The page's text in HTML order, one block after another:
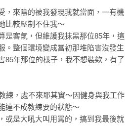
，來陰的被我發現我就當面，一有機
比較壓制不住我～
是客氣，但維護我抹黑那位85年，這
。整個環境變成當初那堆陷害沒發生
85年那位的樣子，我不想裝欸，有了
練，處不來耶其實～因健身與我工作
達不成教練要的狀態～
或是大吼大叫用罵的，搞到我最後就